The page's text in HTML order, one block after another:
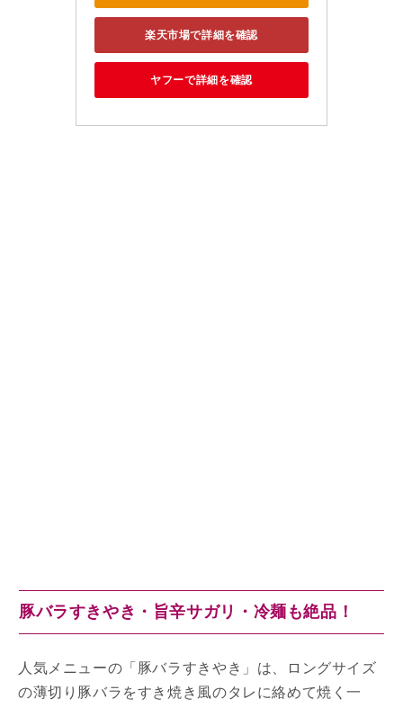
楽天市場で詳細を確認
ヤフーで詳細を確認
豚バラすきやき・旨辛サガリ・冷麺も絶品！
人気メニューの「豚バラすきやき」は、ロングサイズ
の薄切り豚バラをすき焼き風のタレに絡めて焼く一